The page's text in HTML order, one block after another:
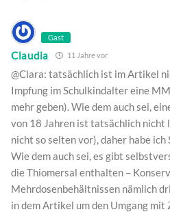
Gast
Claudia 11 Jahre vor
@Clara: tatsächlich ist im Artikel
Impfung im Schulkindalter eine
mehr geben). Wie dem auch sei,
von 18 Jahren ist tatsächlich nicht
nicht so selten vor), daher habe ich
Wie dem auch sei, es gibt
die Thiomersal enthalten –
Mehrdosenbehältnissen nämlich
in dem Artikel um den Umgang mit